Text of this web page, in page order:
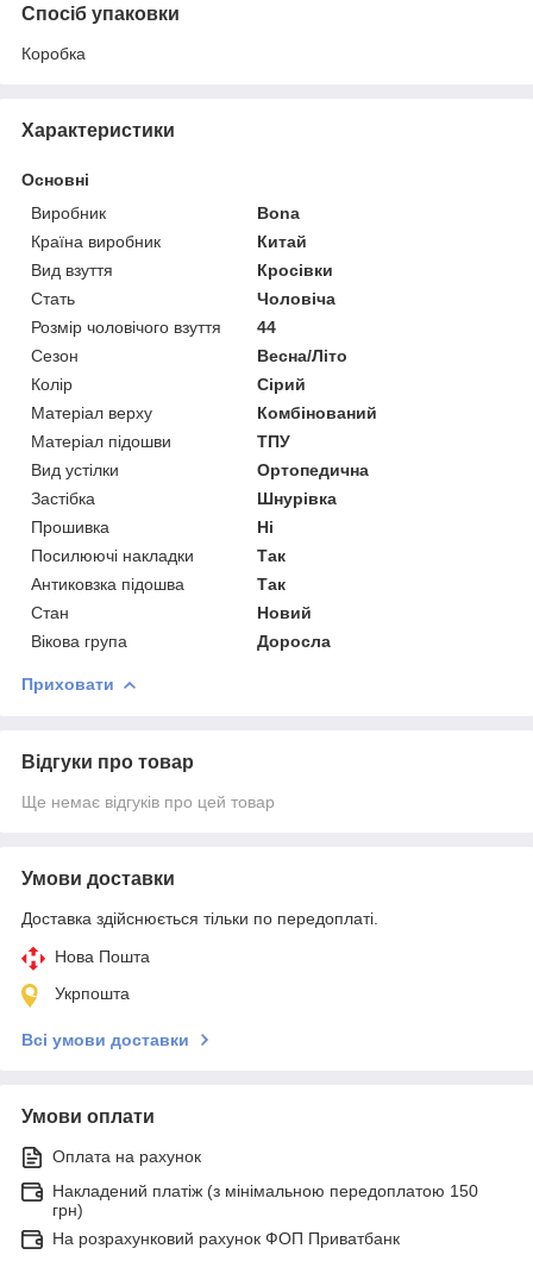
Спосіб упаковки
Коробка
Характеристики
Основні
Виробник
Bona
Країна виробник
Китай
Вид взуття
Кросівки
Стать
Чоловіча
Розмір чоловічого взуття
44
Сезон
Весна/Літо
Колір
Сірий
Матеріал верху
Комбінований
Матеріал підошви
ТПУ
Вид устілки
Ортопедична
Застібка
Шнурівка
Прошивка
Ні
Посилюючі накладки
Так
Антиковзка підошва
Так
Стан
Новий
Вікова група
Доросла
Приховати
Відгуки про товар
Ще немає відгуків про цей товар
Умови доставки
Доставка здійснюється тільки по передоплаті.
Нова Пошта
Укрпошта
Всі умови доставки
Умови оплати
Оплата на рахунок
Накладений платіж (з мінімальною передоплатою 150
грн)
На розрахунковий рахунок ФОП Приватбанк